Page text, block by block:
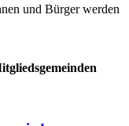
und Bürger werden